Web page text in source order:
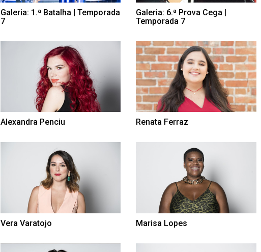
Galeria: 1.ª Batalha | Temporada
7
Galeria: 6.ª Prova Cega |
Temporada 7
Alexandra Penciu Renata Ferraz
Vera Varatojo Marisa Lopes